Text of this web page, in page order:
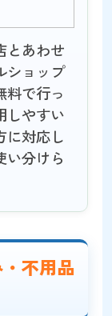
とあわせ
ショップ
料で行っ
しやすい
に対応し
い分けら
不用品